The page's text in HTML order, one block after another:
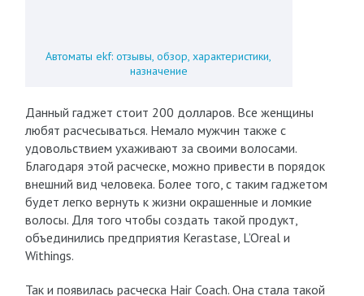
Автоматы ekf: отзывы, обзор, характеристики,
назначение
Данный гаджет стоит 200 долларов. Все женщины
любят расчесываться. Немало мужчин также с
удовольствием ухаживают за своими волосами.
Благодаря этой расческе, можно привести в порядок
внешний вид человека. Более того, с таким гаджетом
будет легко вернуть к жизни окрашенные и ломкие
волосы. Для того чтобы создать такой продукт,
объединились предприятия Kerastase, L’Oreal и
Withings.
Так и появилась расческа Hair Coach. Она стала такой